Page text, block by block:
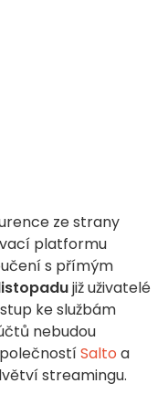
ze strany
platformu
s přímým
již uživatelé
ke službám
nebudou
Salto a
streamingu.